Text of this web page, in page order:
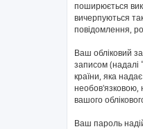
поширюється
вичерпуються
повідомлення,
Ваш обліковий
записом (надалі
країни, яка
необов'язковою,
вашого
Ваш пароль